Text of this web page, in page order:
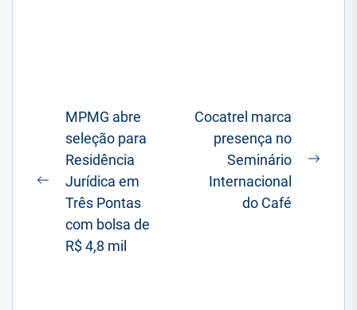
Navegação
Post
Postagem
anterior:
MPMG abre
seleção para
Residência
Jurídica em
Três Pontas
com bolsa de
R$ 4,8 mil
Cocatrel marca
presença no
Seminário
Internacional
do Café